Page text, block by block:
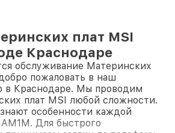
плат MSI
Краснодаре
обслуживание Материнских
пожаловать в наш
в Краснодаре. Мы проводим
плат MSI любой сложности.
особенности каждой
Для быстрого